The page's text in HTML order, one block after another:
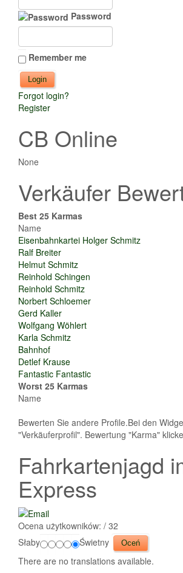
Password
Remember me
Forgot login?
Register
CB Online
None
Verkäufer
Best 25 Karmas
Name
Eisenbahnkartei Holger Schmitz
Ralf Breiter
Helmut Schmitz
Reinhold Schingen
Reinhold Schmitz
Norbert Schloemer
Gerd Kaller
Wolfgang Wöhlert
Karla Schmitz
Bahnhof
Detlef Krause
Fantastic Fantastic
Worst 25 Karmas
Name
Bewerten Sie andere Profile.Bei den
"Verkäuferprofil". Bewertung "Karma"
Fahrkartenjagd
Express
Ocena użytkowników: / 32
Słaby
Świetny
There are no translations available.